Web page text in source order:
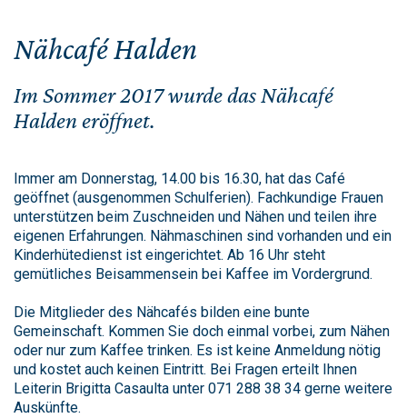
Nähcafé Halden
Im Sommer 2017 wurde das Nähcafé
Halden eröffnet.
Immer am Donnerstag, 14.00 bis 16.30, hat das Café
geöffnet (ausgenommen Schulferien). Fachkundige Frauen
unterstützen beim Zuschneiden und Nähen und teilen ihre
eigenen Erfahrungen. Nähmaschinen sind vorhanden und ein
Kinderhütedienst ist eingerichtet. Ab 16 Uhr steht
gemütliches Beisammensein bei Kaffee im Vordergrund.
Die Mitglieder des Nähcafés bilden eine bunte
Gemeinschaft. Kommen Sie doch einmal vorbei, zum Nähen
oder nur zum Kaffee trinken. Es ist keine Anmeldung nötig
und kostet auch keinen Eintritt. Bei Fragen erteilt Ihnen
Leiterin Brigitta Casaulta unter 071 288 38 34 gerne weitere
Auskünfte.